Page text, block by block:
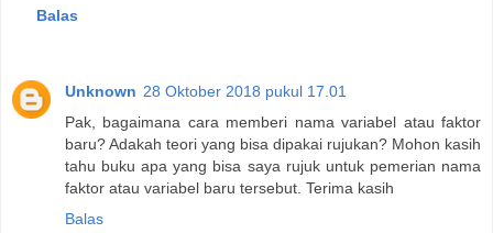
Balas
Unknown 28 Oktober 2018 pukul 17.01
Pak, bagaimana cara memberi nama variabel atau faktor
baru? Adakah teori yang bisa dipakai rujukan? Mohon kasih
tahu buku apa yang bisa saya rujuk untuk pemerian nama
faktor atau variabel baru tersebut. Terima kasih
Balas